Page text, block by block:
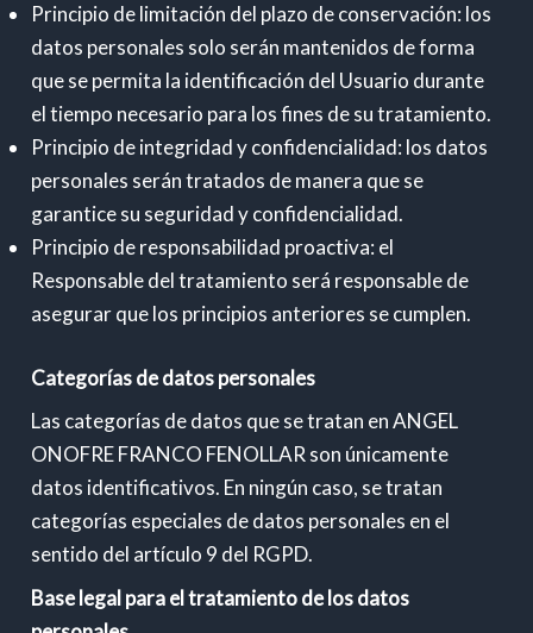
Principio de limitación del plazo de conservación: los
datos personales solo serán mantenidos de forma
que se permita la identificación del Usuario durante
el tiempo necesario para los fines de su tratamiento.
Principio de integridad y confidencialidad: los datos
personales serán tratados de manera que se
garantice su seguridad y confidencialidad.
Principio de responsabilidad proactiva: el
Responsable del tratamiento será responsable de
asegurar que los principios anteriores se cumplen.
Categorías de datos personales
Las categorías de datos que se tratan en ANGEL
ONOFRE FRANCO FENOLLAR son únicamente
datos identificativos. En ningún caso, se tratan
categorías especiales de datos personales en el
sentido del artículo 9 del RGPD.
Base legal para el tratamiento de los datos